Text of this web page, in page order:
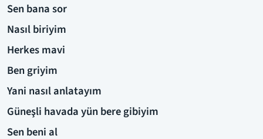
Sen bana sor
Nasıl biriyim
Herkes mavi
Ben griyim
Yani nasıl anlatayım
Güneşli havada yün bere gibiyim
Sen beni al